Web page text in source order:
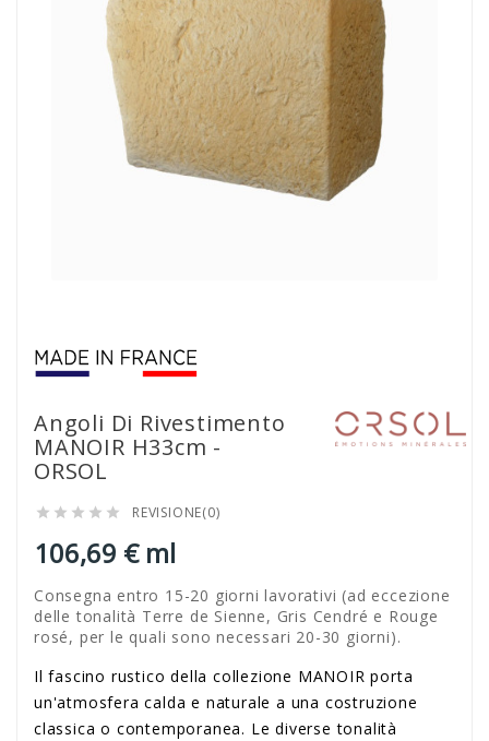
Angoli Di Rivestimento
MANOIR H33cm -
ORSOL
     REVISIONE(0)
106,69 € ml
Consegna entro 15-20 giorni lavorativi (ad eccezione
delle tonalità Terre de Sienne, Gris Cendré e Rouge
rosé, per le quali sono necessari 20-30 giorni).
Il fascino rustico della collezione MANOIR porta
un'atmosfera calda e naturale a una costruzione
classica o contemporanea. Le diverse tonalità